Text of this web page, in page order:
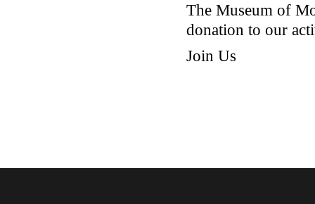
The Museum of
donation to our
Join Us